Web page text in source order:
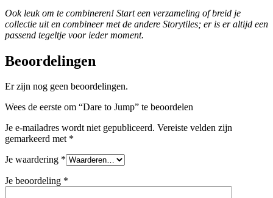
Ook leuk om te combineren! Start een verzameling of breid je
collectie uit en combineer met de andere Storytiles; er is er altijd een
passend tegeltje voor ieder moment.
Beoordelingen
Er zijn nog geen beoordelingen.
Wees de eerste om “Dare to Jump” te beoordelen
Je e-mailadres wordt niet gepubliceerd. Vereiste velden zijn
gemarkeerd met *
Je waardering *
Je beoordeling *